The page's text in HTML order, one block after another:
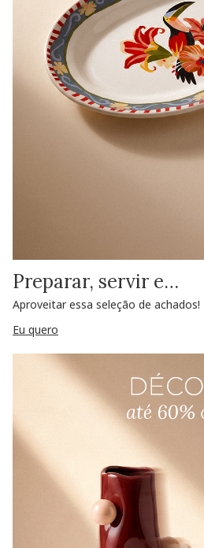
Preparar, servir e…
Aproveitar essa seleção de achados!
Eu quero